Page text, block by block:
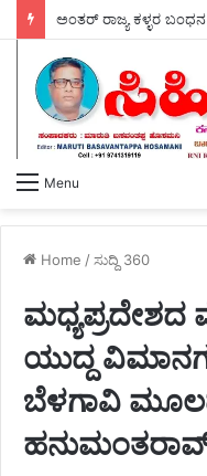
Menu
Home /ಸುದ್ದಿ 360
ಮಧ್ಯಪ್ರದೇಶದ
ಯುದ್ದ
ಬೆಳಗಾವಿ
ಹನುಮಂತರಾವ್